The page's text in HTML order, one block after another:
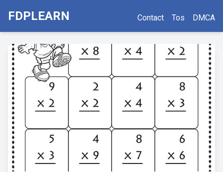
FDPLEARN Contact Tos DMCA